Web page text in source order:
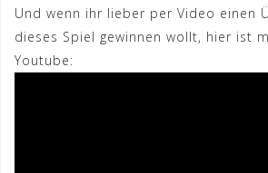
Und wenn ihr lieber per Video einen
dieses Spiel gewinnen wollt, hier ist
Youtube: